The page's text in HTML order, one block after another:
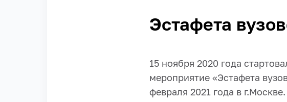
Эстафета
15 ноября 2020 года
мероприятие «Эстафета
февраля 2021 года в г.Москве.